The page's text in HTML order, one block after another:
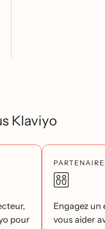
Klaviyo
pour
Engagez
vous aider